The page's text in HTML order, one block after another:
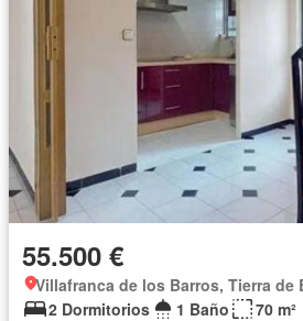
55.500 €
Villafranca de los Barros, Tierra de
2 Dormitorios
1 Baño
70 m²